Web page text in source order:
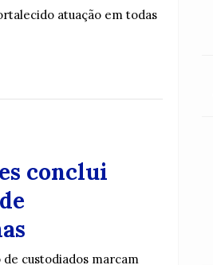
atuação em todas
conclui
custodiados marcam